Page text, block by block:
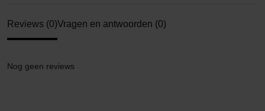
Reviews (0)Vragen en antwoorden (0)
Nog geen reviews